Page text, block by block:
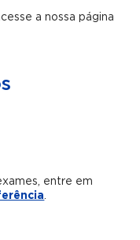
a nossa página
entre em
.